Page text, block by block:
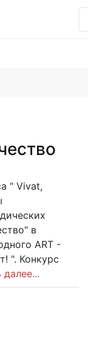
" Vivat,
в
ART -
". Конкурс
далее...